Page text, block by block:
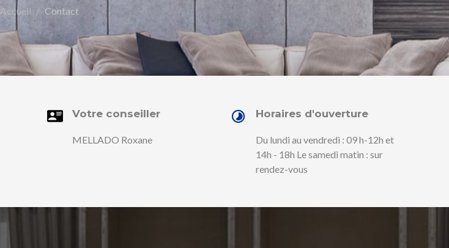
Accueil Contact
Votre conseiller
MELLADO Roxane
Horaires d'ouverture
Du lundi au vendredi : 09 h-12h et
14h - 18h Le samedi matin : sur
rendez-vous